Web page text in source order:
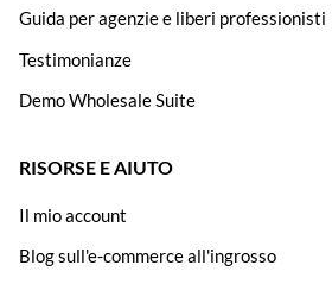
Guida per agenzie e liberi professionisti
Testimonianze
Demo Wholesale Suite
RISORSE E AIUTO
Il mio account
Blog sull'e-commerce all'ingrosso